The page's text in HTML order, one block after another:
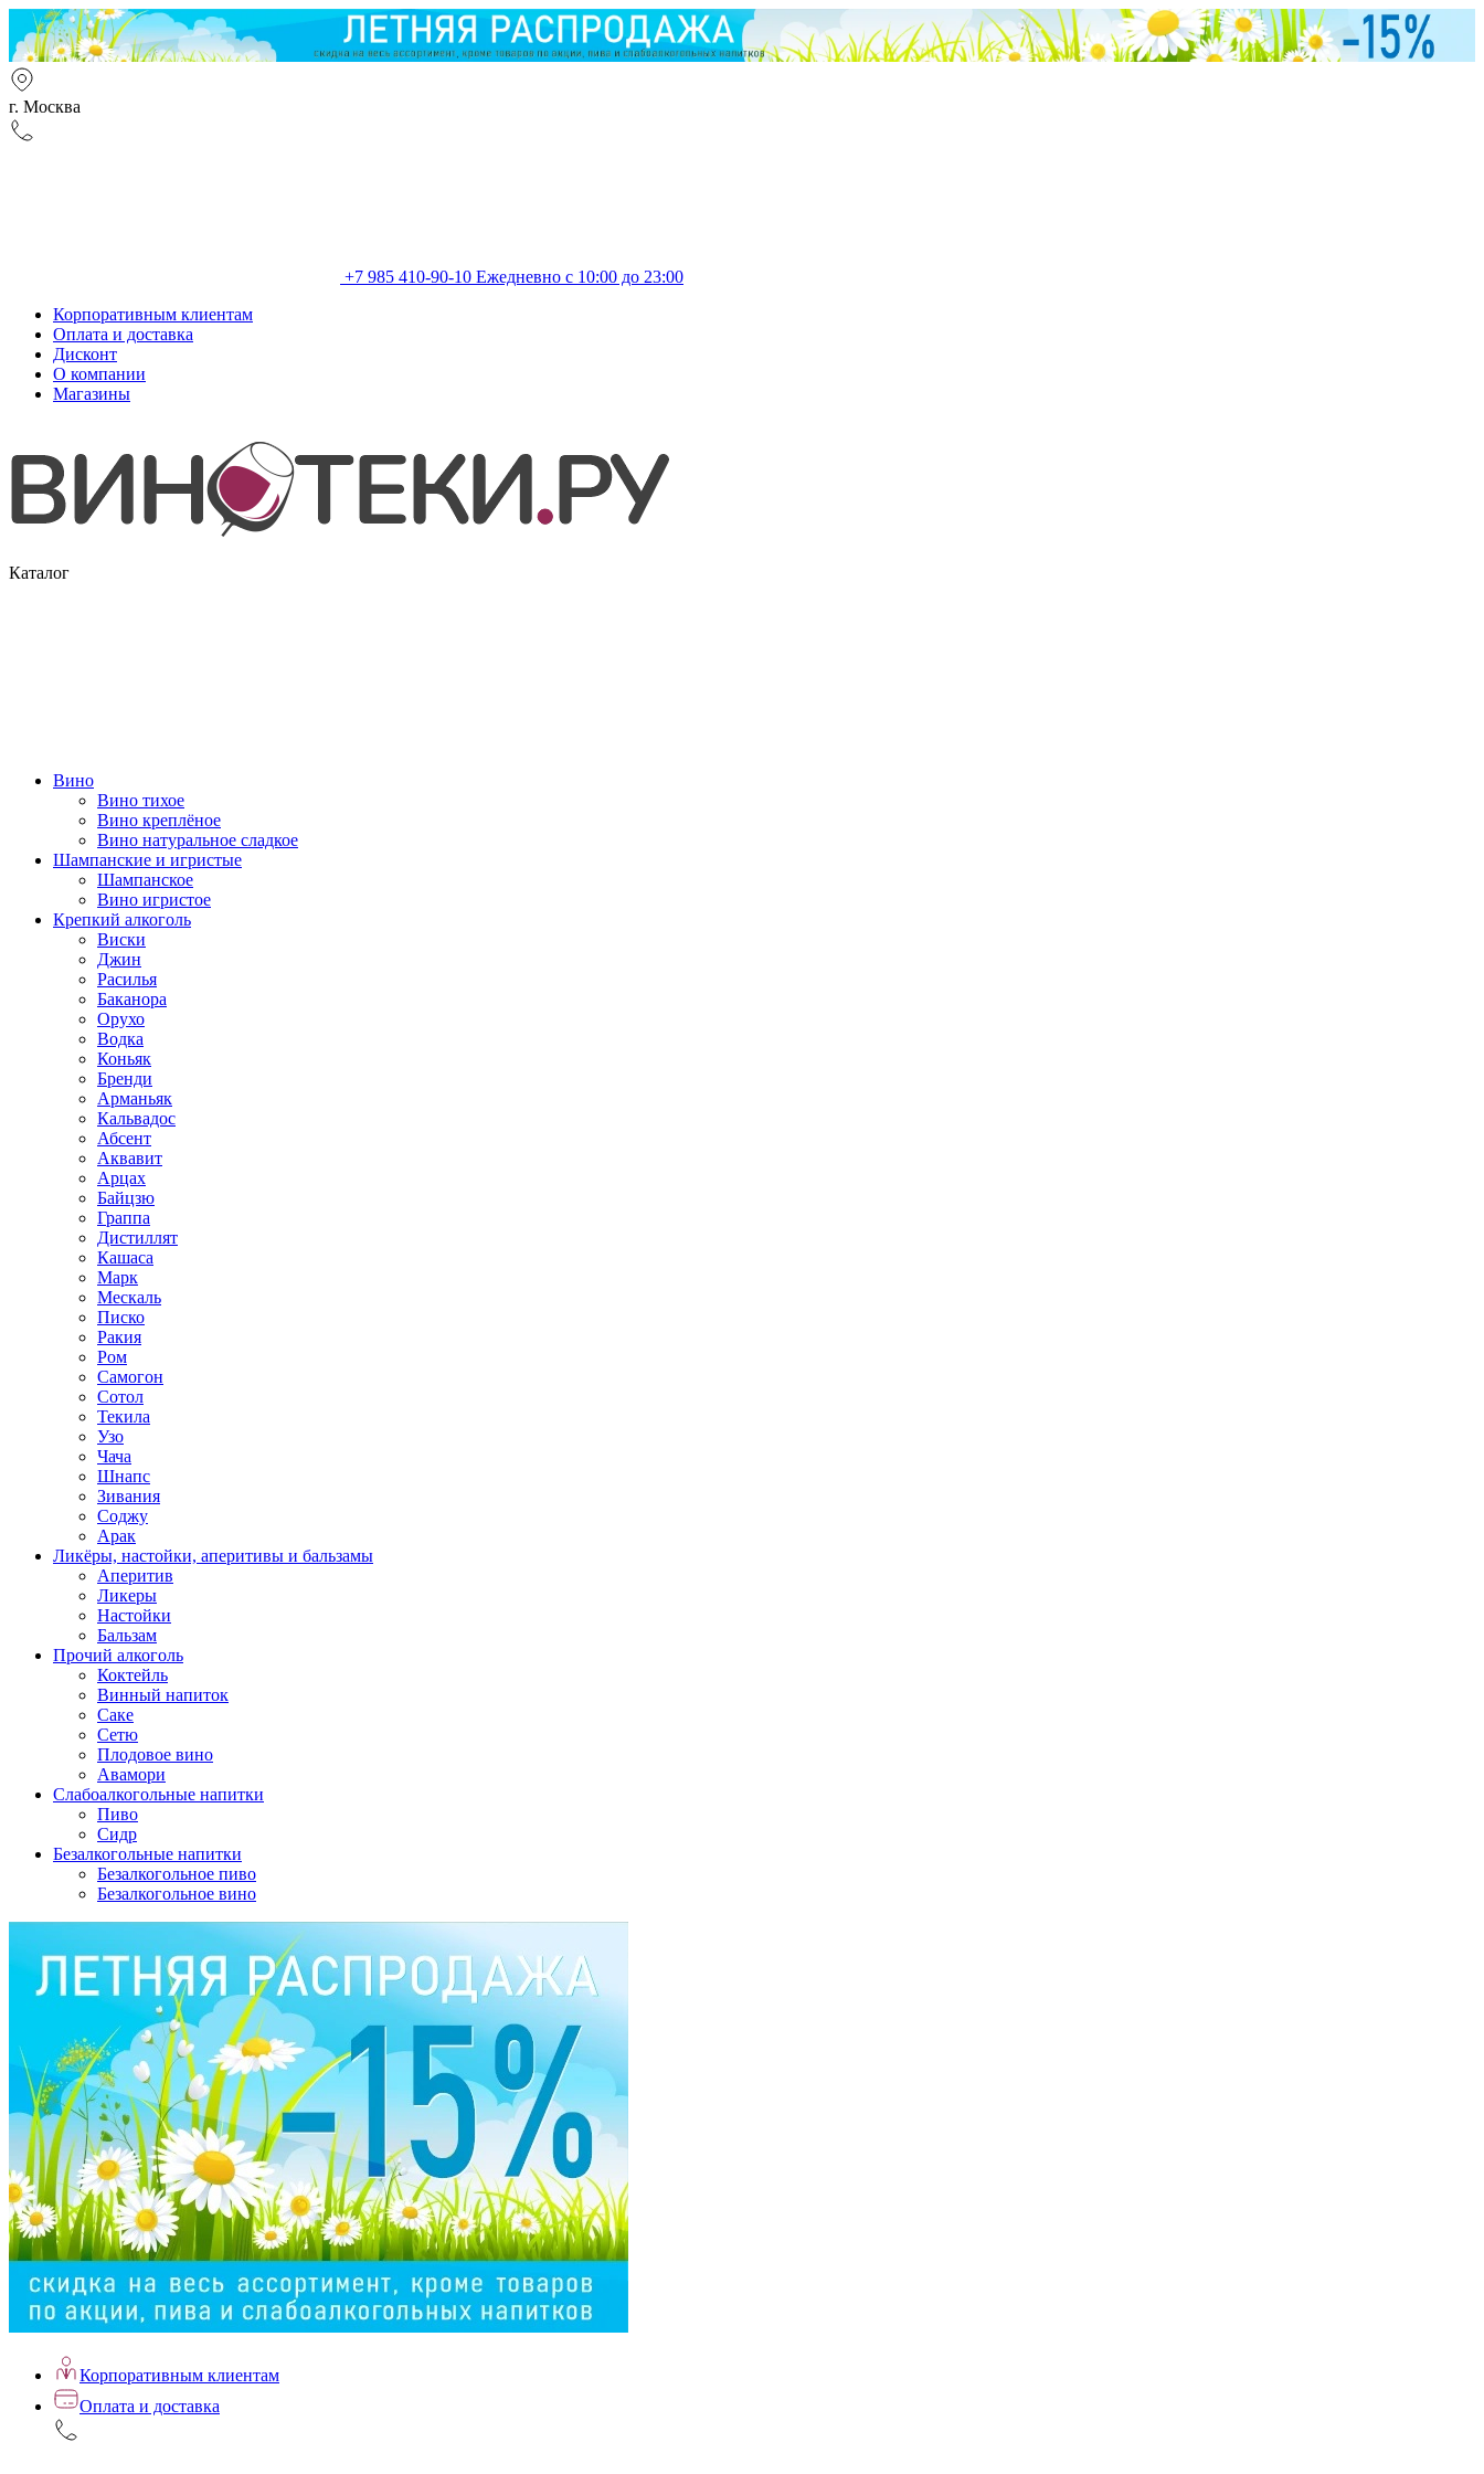
г. Москва
+7 985 410-90-10 Ежедневно с 10:00 до 23:00
Корпоративным клиентам
Оплата и доставка
Дисконт
О компании
Магазины
Каталог
Вино
Вино тихое
Вино креплёное
Вино натуральное сладкое
Шампанские и игристые
Шампанское
Вино игристое
Крепкий алкоголь
Виски
Джин
Расилья
Баканора
Орухо
Водка
Коньяк
Бренди
Арманьяк
Кальвадос
Абсент
Аквавит
Арцах
Байцзю
Граппа
Дистиллят
Кашаса
Марк
Мескаль
Писко
Ракия
Ром
Самогон
Сотол
Текила
Узо
Чача
Шнапс
Зивания
Соджу
Арак
Ликёры, настойки, аперитивы и бальзамы
Аперитив
Ликеры
Настойки
Бальзам
Прочий алкоголь
Коктейль
Винный напиток
Саке
Сетю
Плодовое вино
Авамори
Слабоалкогольные напитки
Пиво
Сидр
Безалкогольные напитки
Безалкогольное пиво
Безалкогольное вино
Корпоративным клиентам
Оплата и доставка